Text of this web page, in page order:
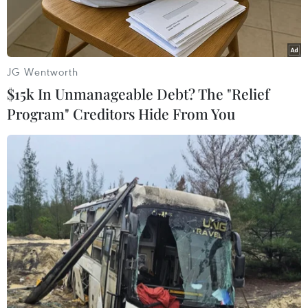
quốc gia Đông Nam Á này.
Thông báo của Bộ Ngoại giao Australia dẫn “các
báo cáo đáng tin cậy” về nguy cơ xảy ra khủng
Thông báo có đoạn: “Chúng tôi tiếp tục khuyến
cáo công dân không nến đến miền Trung và Tây
Mindanao, trong đó có quần đảo Zamboanga và
Sulu, do nguy cơ xảy ra tấn công khủng bố, bắt
cóc, tội phạm liên quan đến bạo lực và đụng độ
bạo lực giữa các nhóm vũ trang rất cao”.
Thông báo cũng nhắc lại cảnh báo về khả năng
xảy ra “tấn công khủng bố, kể cả đánh bom, vào
bất kì thời điểm nào, bất kì nơi đâu ở
JG Wentworth
$15k In Unmanageable Debt? The "Relief
Program" Creditors Hide From You